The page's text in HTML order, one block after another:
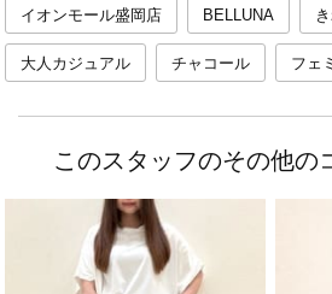
イオンモール盛岡店 BELLUNA
大人カジュアル チャコール フェ
このスタッフのその他の